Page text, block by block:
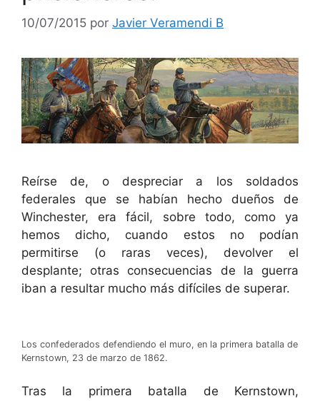
10/07/2015 por Javier Veramendi B
Reírse de, o despreciar a los soldados
federales que se habían hecho dueños de
Winchester, era fácil, sobre todo, como ya
hemos dicho, cuando estos no podían
permitirse (o raras veces), devolver el
desplante; otras consecuencias de la guerra
iban a resultar mucho más difíciles de superar.
Los confederados defendiendo el muro, en la primera batalla de
Kernstown, 23 de marzo de 1862.
Tras la primera batalla de Kernstown,